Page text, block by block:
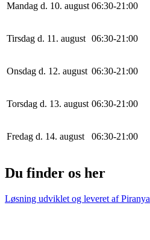
Mandag d. 10. august 06:30-21 :00
Tirsdag d. 11. august 06:30-21 :00
Onsdag d. 12. august 06:30-21 :00
Torsdag d. 13. august 06:30-21 :00
Fredag d. 14. august 06:30-21 :00
Du finder os her
Løsning udviklet og leveret afPiranya